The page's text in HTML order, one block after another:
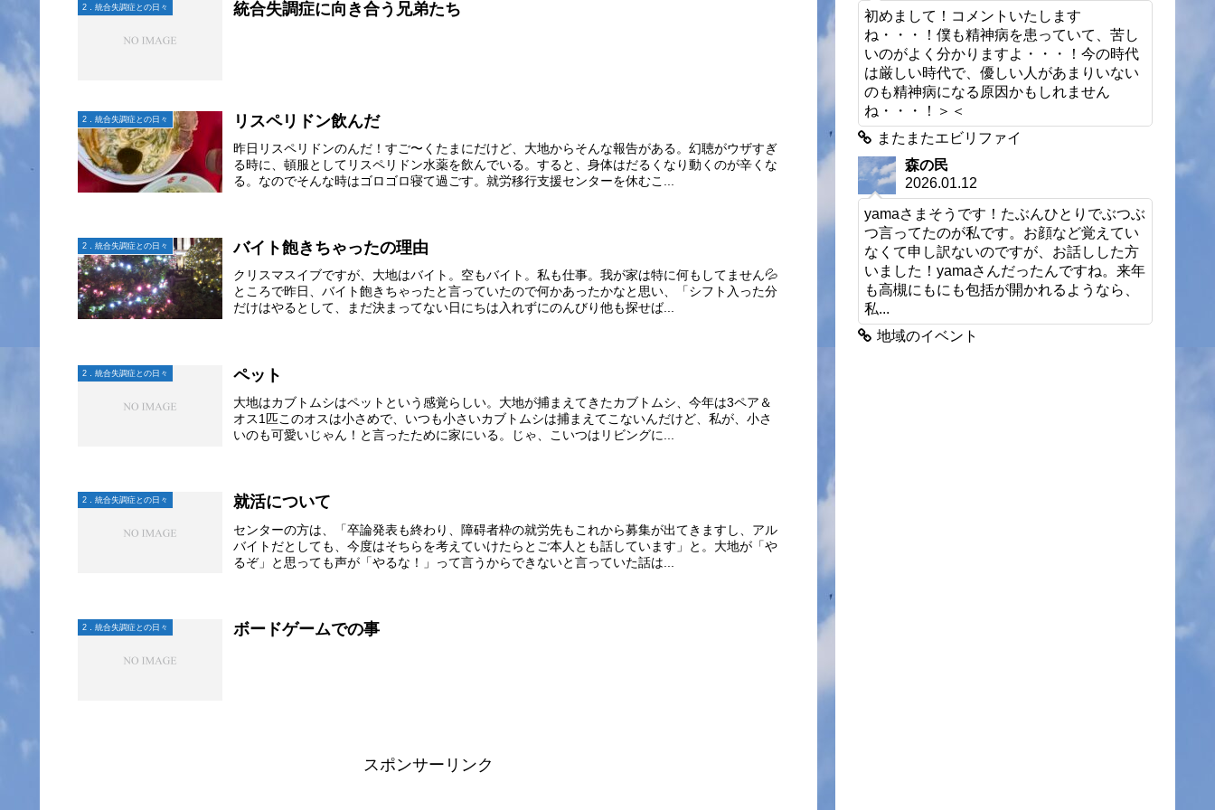
2．統合失調症との日々 統合失調症に向き合う兄弟たち
2．統合失調症との日々 リスペリドン飲んだ
昨日リスペリドンのんだ！すご〜くたまにだけど、大地からそんな報告がある。幻聴がウザすぎ
る時に、頓服としてリスペリドン水薬を飲んでいる。すると、身体はだるくなり動くのが辛くな
る。なのでそんな時はゴロゴロ寝て過ごす。就労移行支援センターを休むこ...
2．統合失調症との日々 バイト飽きちゃったの理由
クリスマスイブですが、大地はバイト。空もバイト。私も仕事。我が家は特に何もしてません💦
ところで昨日、バイト飽きちゃったと言っていたので何かあったかなと思い、「シフト入った分
だけはやるとして、まだ決まってない日にちは入れずにのんびり他も探せば...
2．統合失調症との日々 ペット
大地はカブトムシはペットという感覚らしい。大地が捕まえてきたカブトムシ、今年は3ペア＆
オス1匹このオスは小さめで、いつも小さいカブトムシは捕まえてこないんだけど、私が、小さ
いのも可愛いじゃん！と言ったために家にいる。じゃ、こいつはリビングに...
2．統合失調症との日々 就活について
センターの方は、「卒論発表も終わり、障碍者枠の就労先もこれから募集が出てきますし、アル
バイトだとしても、今度はそちらを考えていけたらとご本人とも話しています」と。大地が「や
るぞ」と思っても声が「やるな！」って言うからできないと言っていた話は...
2．統合失調症との日々 ボードゲームでの事
スポンサーリンク
初めまして！コメントいたします
ね・・・！僕も精神病を患っていて、苦し
いのがよく分かりますよ・・・！今の時代
は厳しい時代で、優しい人があまりいない
のも精神病になる原因かもしれません
ね・・・！＞＜
またまたエビリファイ
森の民
2026.01.12
yamaさまそうです！たぶんひとりでぶつぶ
つ言ってたのが私です。お顔など覚えてい
なくて申し訳ないのですが、お話しした方
いました！yamaさんだったんですね。来年
も高槻にもにも包括が開かれるようなら、
私...
地域のイベント